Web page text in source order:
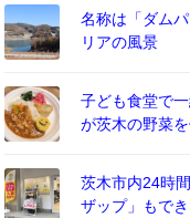
名称は「ダム
リアの風景
子ども食堂で
が茨木の野菜
茨木市内24時
ザップ」もでき